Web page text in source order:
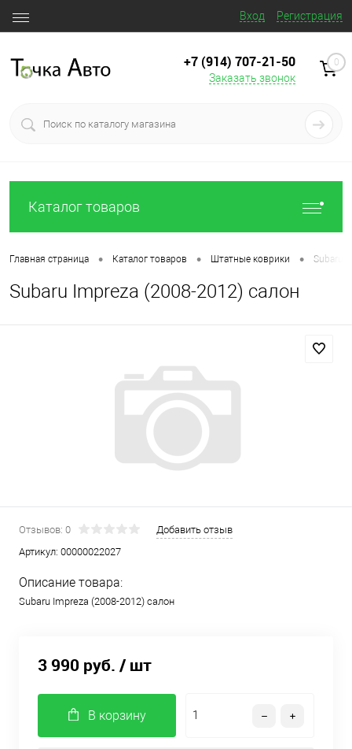
Вход Регистрация
+7 (914) 707‒21‒50
Заказать звонок
0
Каталог товаров
Главная страница • Каталог товаров • Штатные коврики • Subaru
Subaru Impreza (2008-2012) салон
Отзывов: 0
Добавить отзыв
Артикул: 00000022027
Описание товара:
Subaru Impreza (2008-2012) салон
3 990 руб. / шт
В корзину